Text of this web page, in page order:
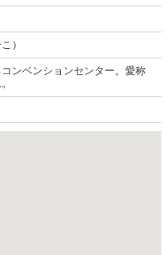
）
ンベンションセンター。愛称